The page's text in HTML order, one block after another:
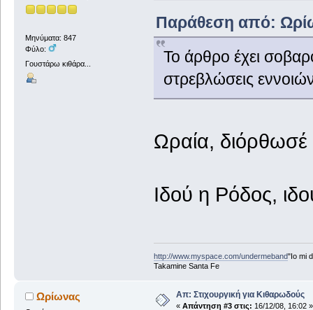
Μηνύματα: 847
Φύλο:
Γουστάρω κιθάρα...
Παράθεση από:
Το άρθρο έχει
στρεβλώσεις
Ωραία, διόρθωσέ
Ιδού η Ρόδος,
http://www.myspace.com/undermeband"Io mi
Takamine Santa Fe
Ωρίωνας Απ: Στιχουργική για Κιθαρωδούς
« Απάντηση #3 στις: 16/12/08, 16:02 »